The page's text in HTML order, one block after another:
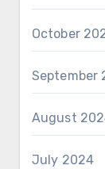
October
September
August
July 2024